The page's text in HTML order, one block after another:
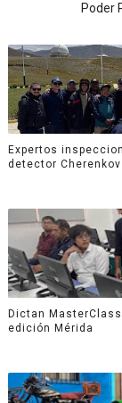
‎Poder
Expertos
detector
Dictan
edición Mérida